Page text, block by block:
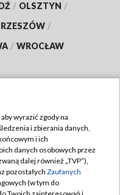
/ OLSZTYN /
RZESZÓW /
/ WROCŁAW
wyrazić zgody na
i zbierania danych,
i ich
danych osobowych przez
dalej również „TVP”),
pozostałych Zaufanych
(w tym do